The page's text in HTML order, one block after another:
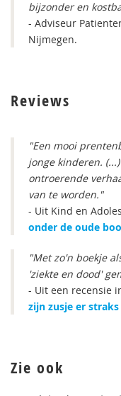
bijzonder en
- Adviseur
Nijmegen.
Reviews
"Een mooi
jonge kinderen.
ontroerende
van te worden."
- Uit Kind en
onder de oude
"Met zo'n boekje
'ziekte en dood'
- Uit een recensie
zijn zusje er
Zie ook